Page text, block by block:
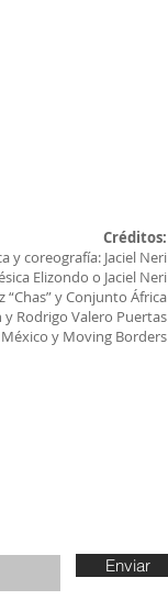
Créditos:
y coreografía: Jaciel Neri
Elizondo o Jaciel Neri
“Chas” y Conjunto África
Rodrigo Valero Puertas
y Moving Borders
Enviar